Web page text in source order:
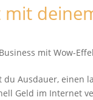
mit Wow-
Ausdauer, einen
Geld im Internet